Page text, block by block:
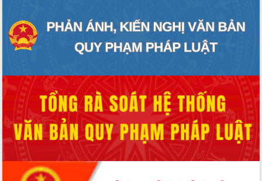
Lễ phát động chuỗi hoạt động chung
tay làm sạch môi trường
Xã Ea Kar bước chuyển mình trong
công tác cải cách hành chính mô hình
UBND tỉnh họp báo định kỳ tháng 4
năm 2026
Hội thảo khoa học “Giải pháp thúc đẩy
phát triển nền kinh tế xanh tại tỉnh
Đắk Lắk”
Tăng cường giám sát, đôn đốc thực
hiện nhiệm vụ quản lý tài sản công
hàng tuần